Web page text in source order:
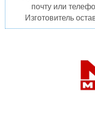
почту или
Изготовитель